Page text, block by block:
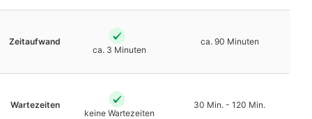
Zeit­aufwand
ca. 3 Minuten
ca. 90 Minuten
Warte­zeiten
keine Warte­zeiten
30 Min. - 120 Min.